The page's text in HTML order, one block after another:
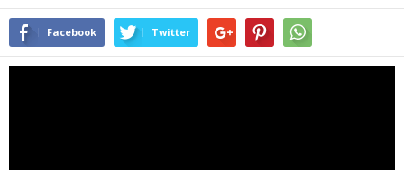
Facebook Twitter